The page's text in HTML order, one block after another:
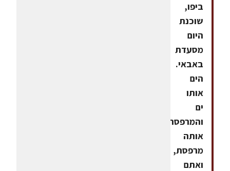
ביפו,
שוכנת
היום
מסעדת
באבאי.
הים
אותו
ים
והמרפסת
אותה
מרפסת,
ואתם